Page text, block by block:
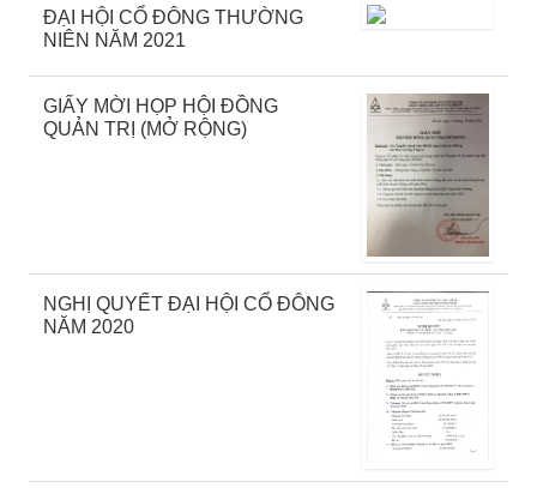
ĐẠI HỘI CỔ ĐÔNG THƯỜNG
NIÊN NĂM 2021
GIẤY MỜI HỌP HỘI ĐỒNG
QUẢN TRỊ (MỞ RỘNG)
NGHỊ QUYẾT ĐẠI HỘI CỔ ĐÔNG
NĂM 2020